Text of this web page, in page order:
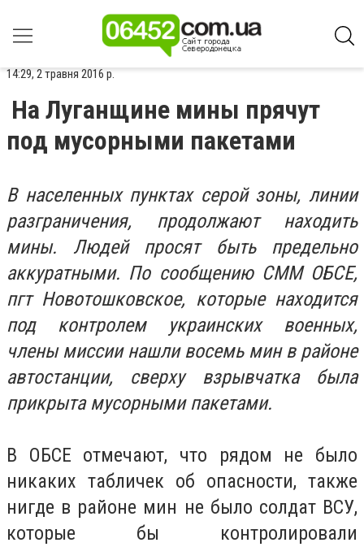
14:29, 2 травня 2016 р.
На Луганщине мины прячут
под мусорными пакетами
В населенных пунктах серой зоны, линии
разграничения, продолжают находить
мины. Людей просят быть предельно
аккуратными. По сообщению СММ ОБСЕ,
пгт Новотошковское, которые находится
под контролем украинских военных,
члены миссии нашли восемь мин в районе
автостанции, сверху взрывчатка была
прикрыта мусорными пакетами.
В ОБСЕ отмечают, что рядом не было
никаких табличек об опасности, также
нигде в районе мин не было солдат ВСУ,
которые бы контролировали